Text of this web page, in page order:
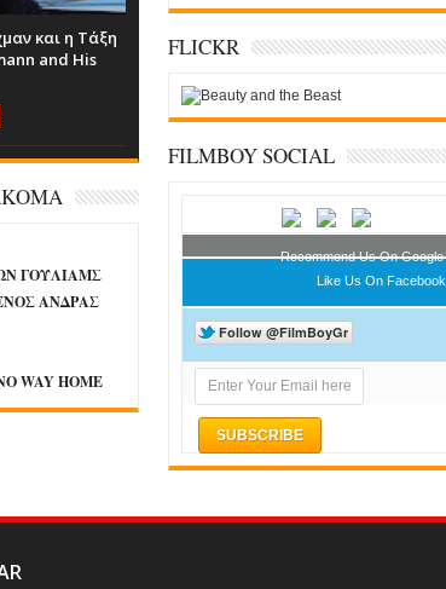
FLICKR
FILMBOY SOCIAL
Recommend Us On Google
Like Us On Facebook
και η Τάξη
and His
ΓΟΥΛΙΑΜΣ
ΑΝΔΡΑΣ
WAY HOME